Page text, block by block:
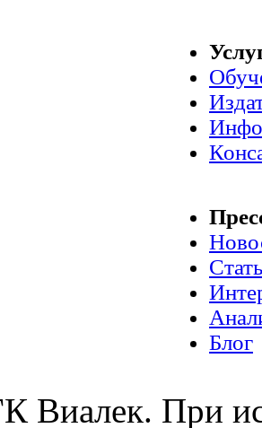
Блог
Виалек. При